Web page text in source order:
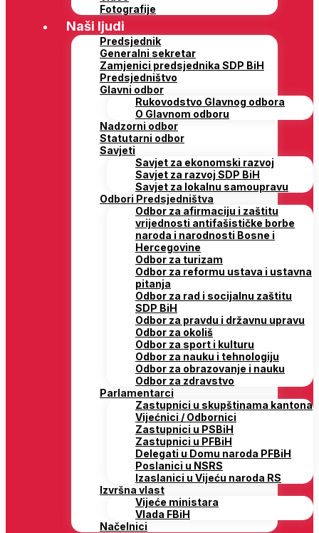
Fotografije
Naši ljudi
Predsjednik
Generalni sekretar
Zamjenici predsjednika SDP BiH
Predsjedništvo
Glavni odbor
Rukovodstvo Glavnog odbora
O Glavnom odboru
Nadzorni odbor
Statutarni odbor
Savjeti
Savjet za ekonomski razvoj
Savjet za razvoj SDP BiH
Savjet za lokalnu samoupravu
Odbori Predsjedništva
Odbor za afirmaciju i zaštitu
vrijednosti antifašističke borbe
naroda i narodnosti Bosne i
Hercegovine
Odbor za turizam
Odbor za reformu ustava i ustavna
pitanja
Odbor za rad i socijalnu zaštitu
SDP BiH
Odbor za pravdu i državnu upravu
Odbor za okoliš
Odbor za sport i kulturu
Odbor za nauku i tehnologiju
Odbor za obrazovanje i nauku
Odbor za zdravstvo
Parlamentarci
Zastupnici u skupštinama kantona
Vijećnici / Odbornici
Zastupnici u PSBiH
Zastupnici u PFBiH
Delegati u Domu naroda PFBiH
Poslanici u NSRS
Izaslanici u Vijeću naroda RS
Izvršna vlast
Vijeće ministara
Vlada FBiH
Načelnici